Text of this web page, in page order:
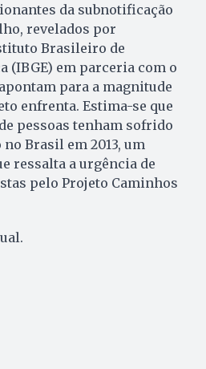
da subnotificação
revelados por
Brasileiro de
(IBGE) em parceria com o
para a magnitude
enfrenta. Estima-se que
pessoas tenham sofrido
Brasil em 2013, um
ressalta a urgência de
pelo Projeto Caminhos